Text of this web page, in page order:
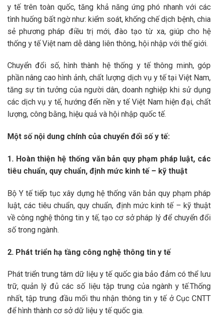
y tế trên toàn quốc, tăng khả năng ứng phó nhanh với các
tình huống bất ngờ như: kiểm soát, khống chế dịch bệnh, chia
sẻ phương pháp điều trị mới, đào tạo từ xa, giúp cho hệ
thống y tế Việt nam dễ dàng liên thông, hội nhập với thế giới.
Chuyển đổi số, hình thành hệ thống y tế thông minh, góp
phần nâng cao hình ảnh, chất lượng dịch vụ y tế tại Việt Nam,
tăng sự tin tưởng của người dân, doanh nghiệp khi sử dụng
các dịch vụ y tế, hướng đến nền y tế Việt Nam hiện đại, chất
lượng, công bằng, hiệu quả và hội nhập quốc tế.
Một số nội dung chính của chuyển đổi số y tế:
1. Hoàn thiện hệ thống văn bản quy phạm pháp luật, các
tiêu chuẩn, quy chuẩn, định mức kinh tế – kỹ thuật
Bộ Y tế tiếp tục xây dựng hệ thống văn bản quy phạm pháp
luật, các tiêu chuẩn, quy chuẩn, định mức kinh tế – kỹ thuật
về công nghệ thông tin y tế, tạo cơ sở pháp lý để chuyển đổi
số trong ngành.
2. Phát triển hạ tầng công nghệ thông tin y tế
Phát triển trung tâm dữ liệu y tế quốc gia bảo đảm có thể lưu
trữ, quản lý đủ các số liệu tập trung của ngành y tế.Thống
nhất, tập trung đầu mối thu nhận thông tin y tế ở Cục CNTT
để hình thành cơ sở dữ liệu y tế quốc gia.